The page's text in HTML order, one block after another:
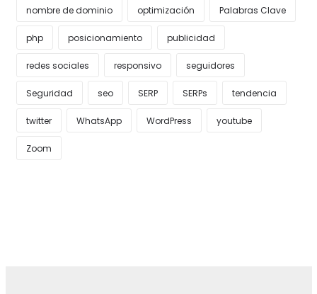
nombre de dominio optimización Palabras Clave
php posicionamiento publicidad
redes sociales responsivo seguidores
Seguridad seo SERP SERPs tendencia
twitter WhatsApp WordPress youtube
Zoom